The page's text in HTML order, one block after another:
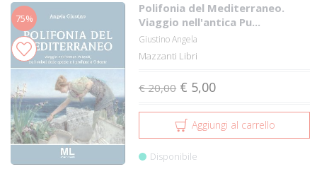
75%
Polifonia del Mediterraneo.
Viaggio nell'antica Pu...
Giustino Angela
Mazzanti Libri
€ 20,00 € 5,00
Aggiungi al carrello
Disponibile